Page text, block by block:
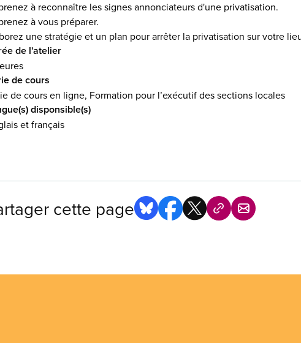
à reconnaître les signes annonciateurs d'une privatisation.
à vous préparer.
une stratégie et un plan pour arrêter la privatisation sur votre
de l'atelier
de cours
de cours en ligne, Formation pour l’exécutif des sections locales
disponsible(s)
et français
cette page